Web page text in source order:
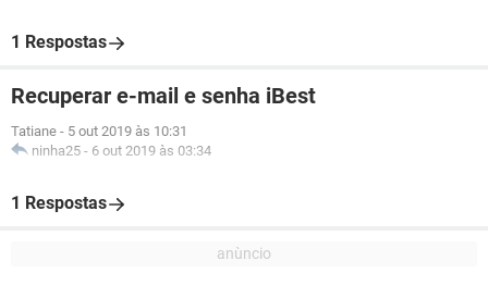
1 Respostas
Recuperar e-mail e senha iBest
Tatiane - 5 out 2019 às 10:31
ninha25 - 6 out 2019 às 03:34
1 Respostas